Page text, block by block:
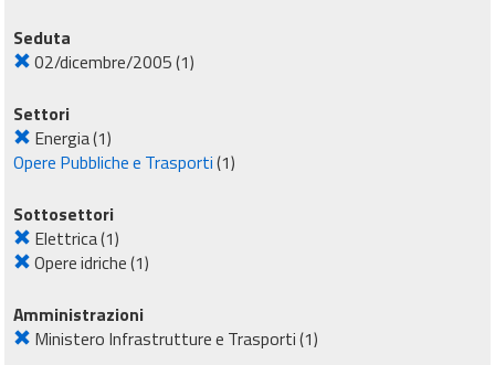
Seduta
02/dicembre/2005(1)
Settori
Energia(1)
Opere Pubbliche e Trasporti(1)
Sottosettori
Elettrica(1)
Opere idriche(1)
Amministrazioni
Ministero Infrastrutture e Trasporti(1)